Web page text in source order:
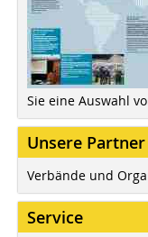
Sie eine Auswahl
Unsere Partner
Verbände und
Service